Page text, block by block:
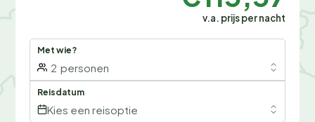
v.a. prijs per nacht
Met wie?
2 personen
Reisdatum
Kies een reisoptie